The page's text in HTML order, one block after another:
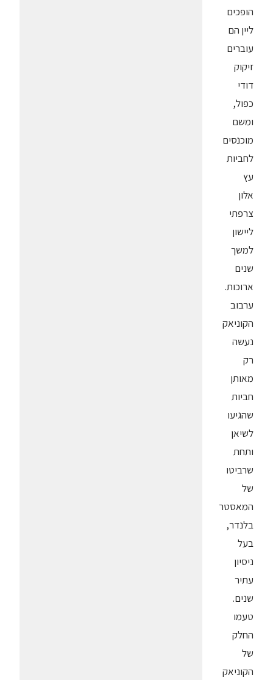
הופכים
ליין הם
עוברים
זיקוק
דודי
כפול,
ומשם
מוכנסים
לחביות
עץ
אלון
צרפתי
ליישון
למשך
שנים
ארוכות.
ערבוב
הקוניאק
נעשה
רק
מאותן
חביות
שהגיעו
לשיאן
ותחת
שרביטו
של
המאסטר
בלנדר,
בעל
ניסיון
עתיר
שנים.
טעמו
החלק
של
הקוניאק